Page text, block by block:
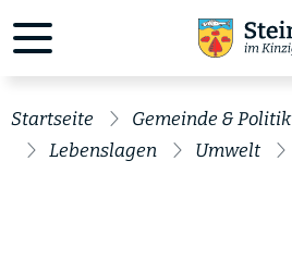
Startseite Gemeinde & Politik
Lebenslagen
Umwelt